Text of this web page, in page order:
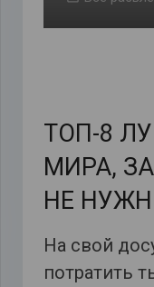
ТОП-8
МИРА,
НЕ
На свой
потратить